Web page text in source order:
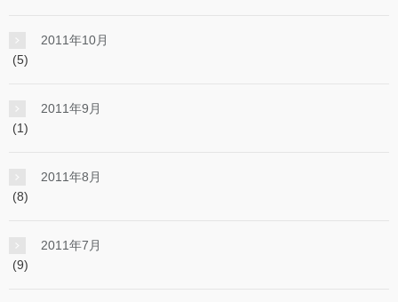
2011年10月
(5)
2011年9月
(1)
2011年8月
(8)
2011年7月
(9)